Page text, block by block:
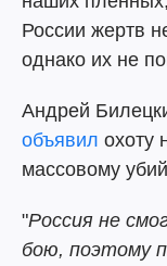
России жертв
однако их не
Андрей
объявил охоту
массовому
"Россия не
бою, поэтому